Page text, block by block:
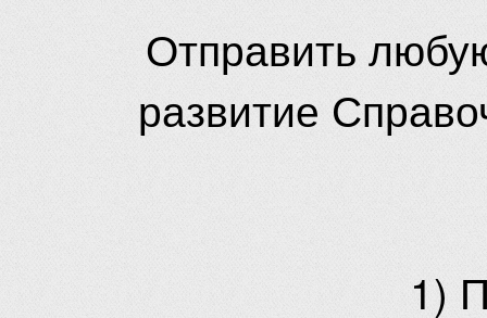
Отправить
развитие
1)